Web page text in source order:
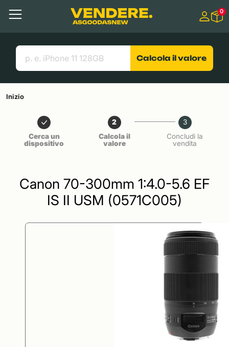
Contenuto principale
Menu
Cerca
Link utili
0
Calcola il valore
Inizio
Cerca un
dispositivo
2
Calcola il
valore
3
Concludi la
vendita
Canon 70-300mm 1:4.0-5.6 EF
IS II USM (0571C005)